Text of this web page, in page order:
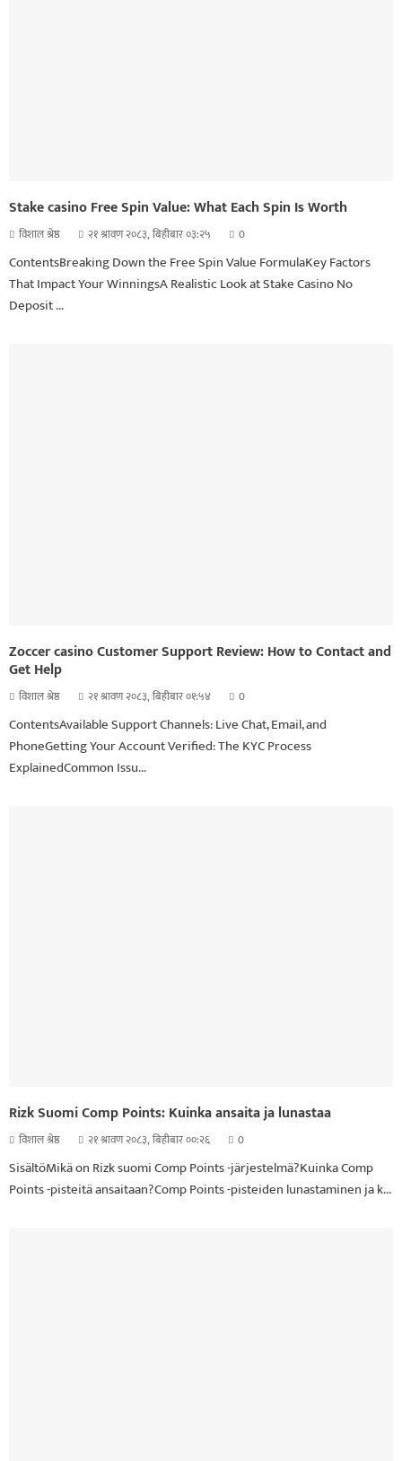
Stake casino Free Spin Value: What Each Spin Is Worth
विशाल श्रेष्ठ २१ श्रावण २०८३, बिहीबार ०३:२५ 0
ContentsBreaking Down the Free Spin Value FormulaKey Factors
That Impact Your WinningsA Realistic Look at Stake Casino No
Deposit ...
Zoccer casino Customer Support Review: How to Contact and
Get Help
विशाल श्रेष्ठ २१ श्रावण २०८३, बिहीबार ०१:५४ 0
ContentsAvailable Support Channels: Live Chat, Email, and
PhoneGetting Your Account Verified: The KYC Process
ExplainedCommon Issu...
Rizk Suomi Comp Points: Kuinka ansaita ja lunastaa
विशाल श्रेष्ठ २१ श्रावण २०८३, बिहीबार ००:२६ 0
SisältöMikä on Rizk suomi Comp Points -järjestelmä?Kuinka Comp
Points -pisteitä ansaitaan?Comp Points -pisteiden lunastaminen ja k...